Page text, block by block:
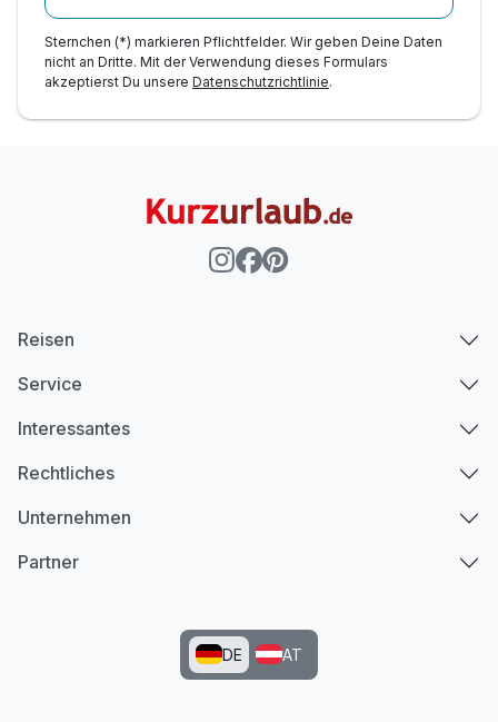
Sternchen (*) markieren Pflichtfelder. Wir geben Deine Daten
nicht an Dritte. Mit der Verwendung dieses Formulars
akzeptierst Du unsere Datenschutzrichtlinie.
Reisen
Service
Interessantes
Rechtliches
Unternehmen
Partner
DE AT